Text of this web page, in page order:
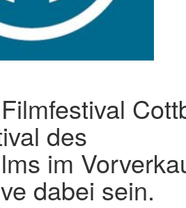
des
im
dabei sein.